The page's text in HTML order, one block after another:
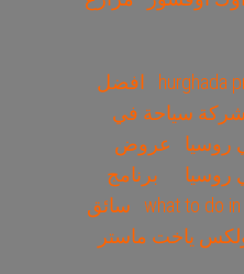
hurghada
افضل
شركة سياحة في
روسيا
عروض
روسيا
برنامج
what to do in
سائق
ياخت ماستر